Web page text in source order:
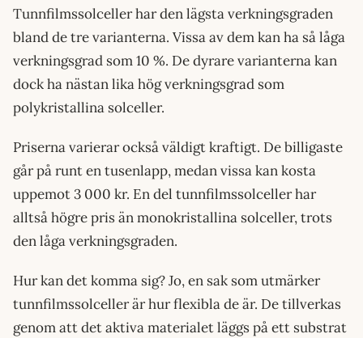
Tunnfilmssolceller har den lägsta verkningsgraden
bland de tre varianterna. Vissa av dem kan ha så låga
verkningsgrad som 10 %. De dyrare varianterna kan
dock ha nästan lika hög verkningsgrad som
polykristallina solceller.
Priserna varierar också väldigt kraftigt. De billigaste
går på runt en tusenlapp, medan vissa kan kosta
uppemot 3 000 kr. En del tunnfilmssolceller har
alltså högre pris än monokristallina solceller, trots
den låga verkningsgraden.
Hur kan det komma sig? Jo, en sak som utmärker
tunnfilmssolceller är hur flexibla de är. De tillverkas
genom att det aktiva materialet läggs på ett substrat